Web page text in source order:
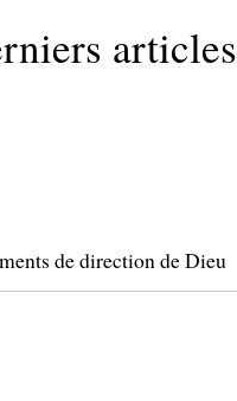
articles
de direction de Dieu